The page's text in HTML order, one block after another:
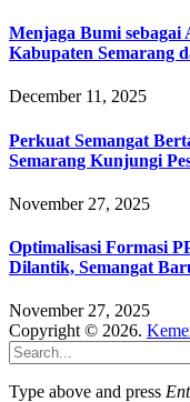
Menjaga Bumi sebagai
Kabupaten Semarang
December 11, 2025
Perkuat Semangat
Semarang Kunjungi
November 27, 2025
Optimalisasi Formasi
Dilantik, Semangat
November 27, 2025
Copyright © 2026.
Type above and press